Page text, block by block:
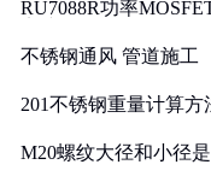
RU7088R功率
不锈钢通风 管道施工
201不锈钢重量计算方
M20螺纹大径和小径